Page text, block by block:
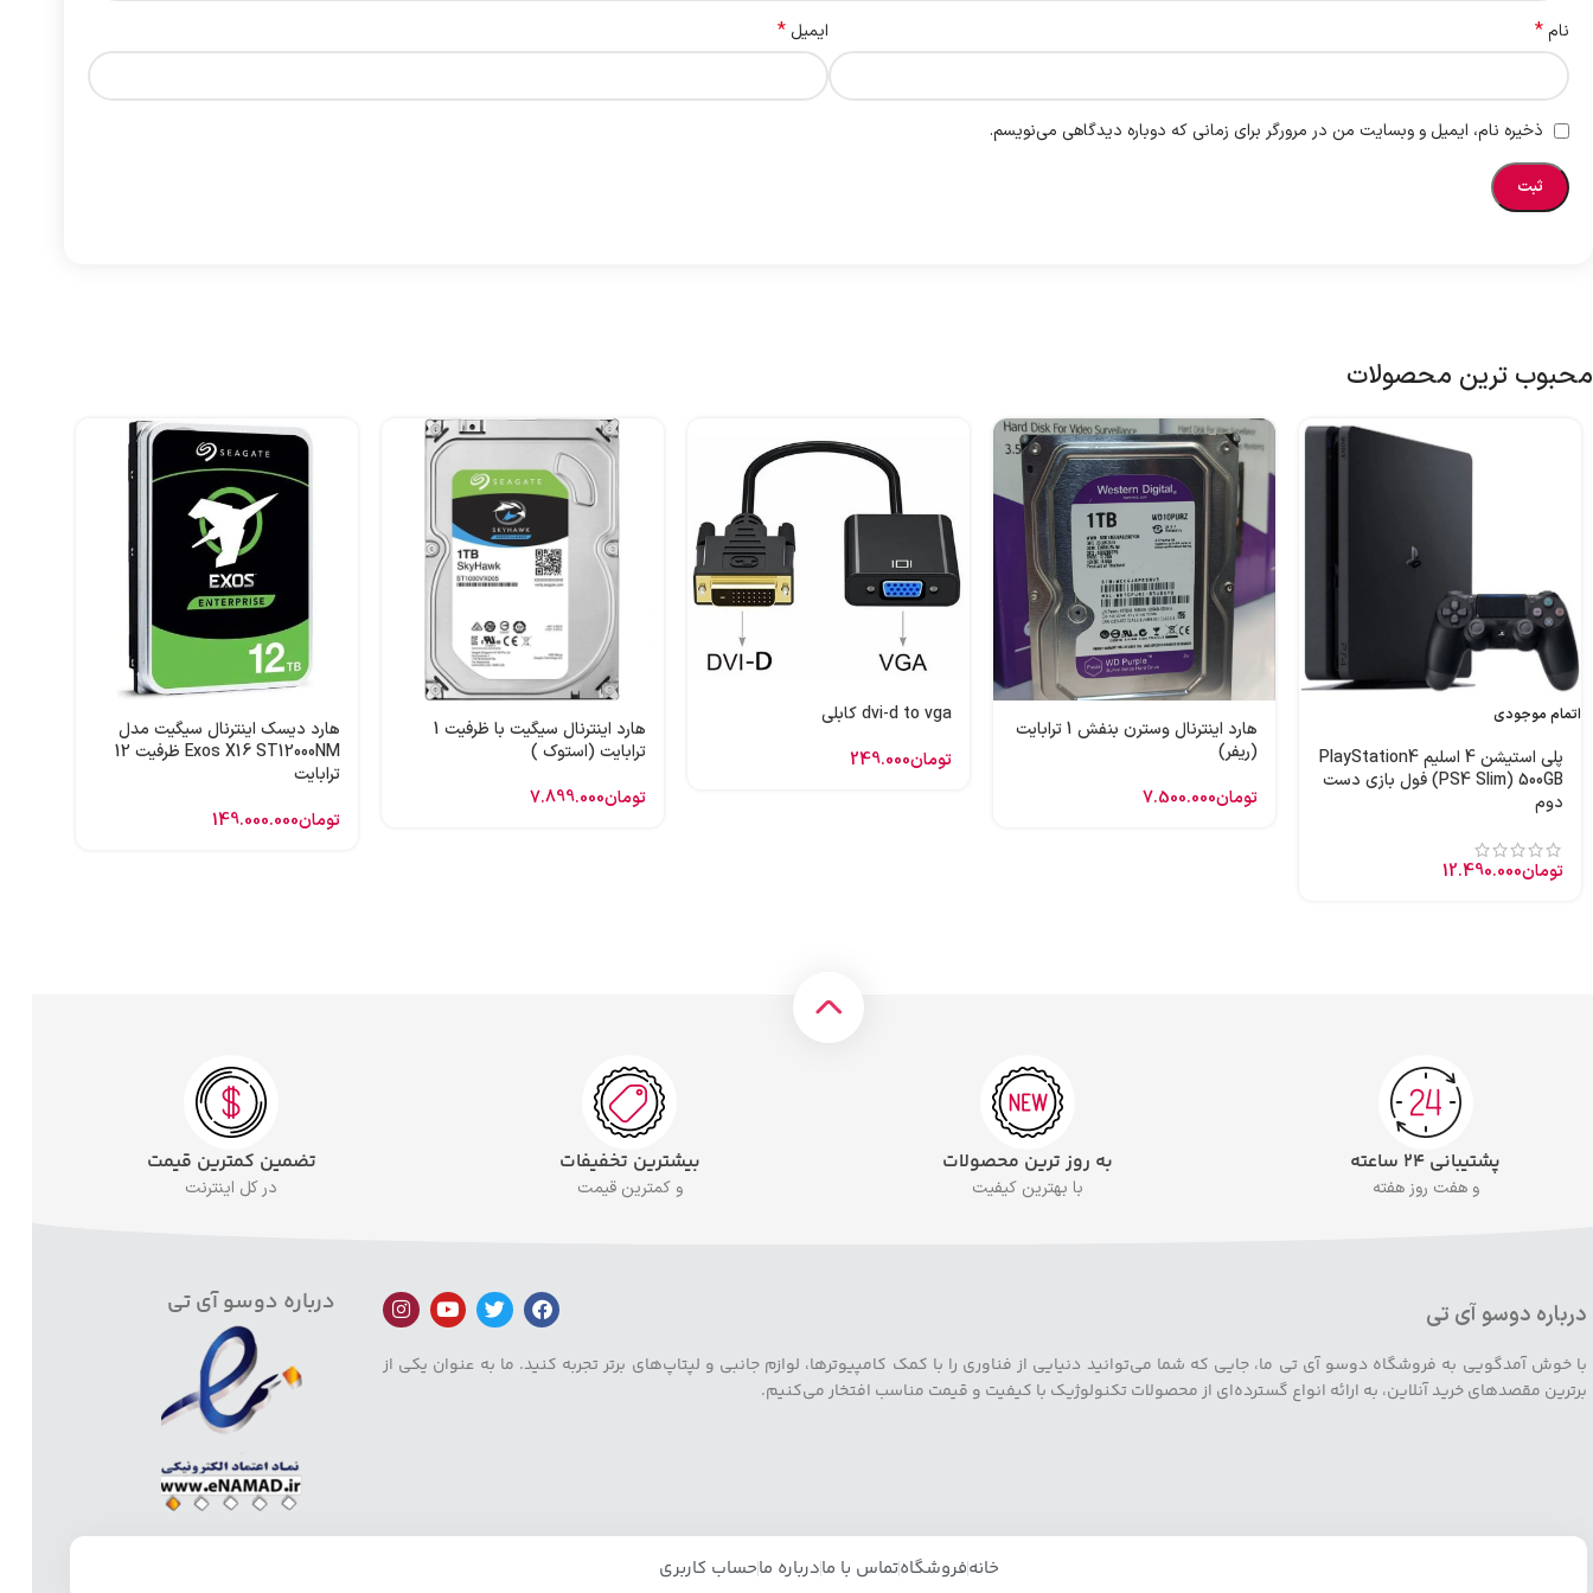
نام* ایمیل *
ذخیره نام، ایمیل و وبسایت من در مرورگر برای زمانی که دوباره دیدگاهی می‌نویسم.
محبوب ترین محصولات
اتمام موجودی
پلی استیشن 4 اسلیم PlayStation4
(PS4 Slim) 500GB فول بازی دست
دوم
تومان12.490.000
هارد اینترنال وسترن بنفش 1 ترابایت
(ریفر)
تومان7.500.000
dvi-d to vga کابلی
تومان249.000
هارد اینترنال سیگیت با ظرفیت 1
ترابایت (استوک )
تومان7.899.000
هارد دیسک اینترنال سیگیت مدل
Exos X16 ST12000NM ظرفیت 12
ترابایت
تومان149.000.000
پشتیبانی ۲۴ ساعته
و هفت روز هفته
به روز ترین محصولات
با بهترین کیفیت
بیشترین تخفیفات
و کمترین قیمت
تضمین کمترین قیمت
در کل اینترنت
درباره دوسو آی تی
با خوش آمدگویی به فروشگاه دوسو آی تی ما، جایی که شما می‌توانید دنیایی از فناوری را با کمک کامپیوترها، لوازم جانبی و لپتاپ‌های برتر تجربه کنید. ما به عنوان یکی از
برترین مقصدهای خرید آنلاین، به ارائه انواع گسترده‌ای از محصولات تکنولوژیک با کیفیت و قیمت مناسب افتخار می‌کنیم.
درباره دوسو آی تی
خانهفروشگاهتماس با مادرباره ماحساب کاربری